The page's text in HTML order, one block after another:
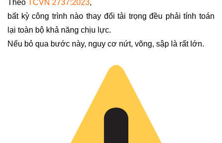
Theo TCVN 2737:2023,
bất kỳ công trình nào thay đổi tải trọng đều phải tính toán
lại toàn bộ khả năng chịu lực.
Nếu bỏ qua bước này, nguy cơ nứt, võng, sập là rất lớn.